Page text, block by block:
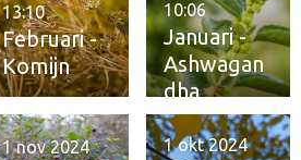
Februari -
Komijn
13:10
Januari -
Ashwagan
dha
10:06
1 nov 2024
1 okt 2024